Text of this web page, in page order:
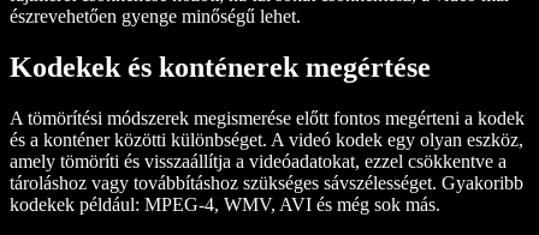
észrevehetően gyenge minőségű lehet.
Kodekek és konténerek megértése
A tömörítési módszerek megismerése előtt fontos megérteni a kodek
és a konténer közötti különbséget. A videó kodek egy olyan eszköz,
amely tömöríti és visszaállítja a videóadatokat, ezzel csökkentve a
tároláshoz vagy továbbításhoz szükséges sávszélességet. Gyakoribb
kodekek például: MPEG-4, WMV, AVI és még sok más.